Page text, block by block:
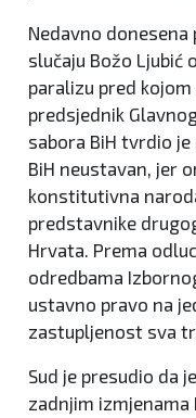
Nedavno donesena
slučaju Božo Ljubić
paralizu pred kojom
predsjednik
sabora BiH tvrdio
BiH neustavan, jer
konstitutivna
predstavnike
Hrvata. Prema
odredbama
ustavno pravo na
zastupljenost sva
Sud je presudio da
zadnjim izmjenama